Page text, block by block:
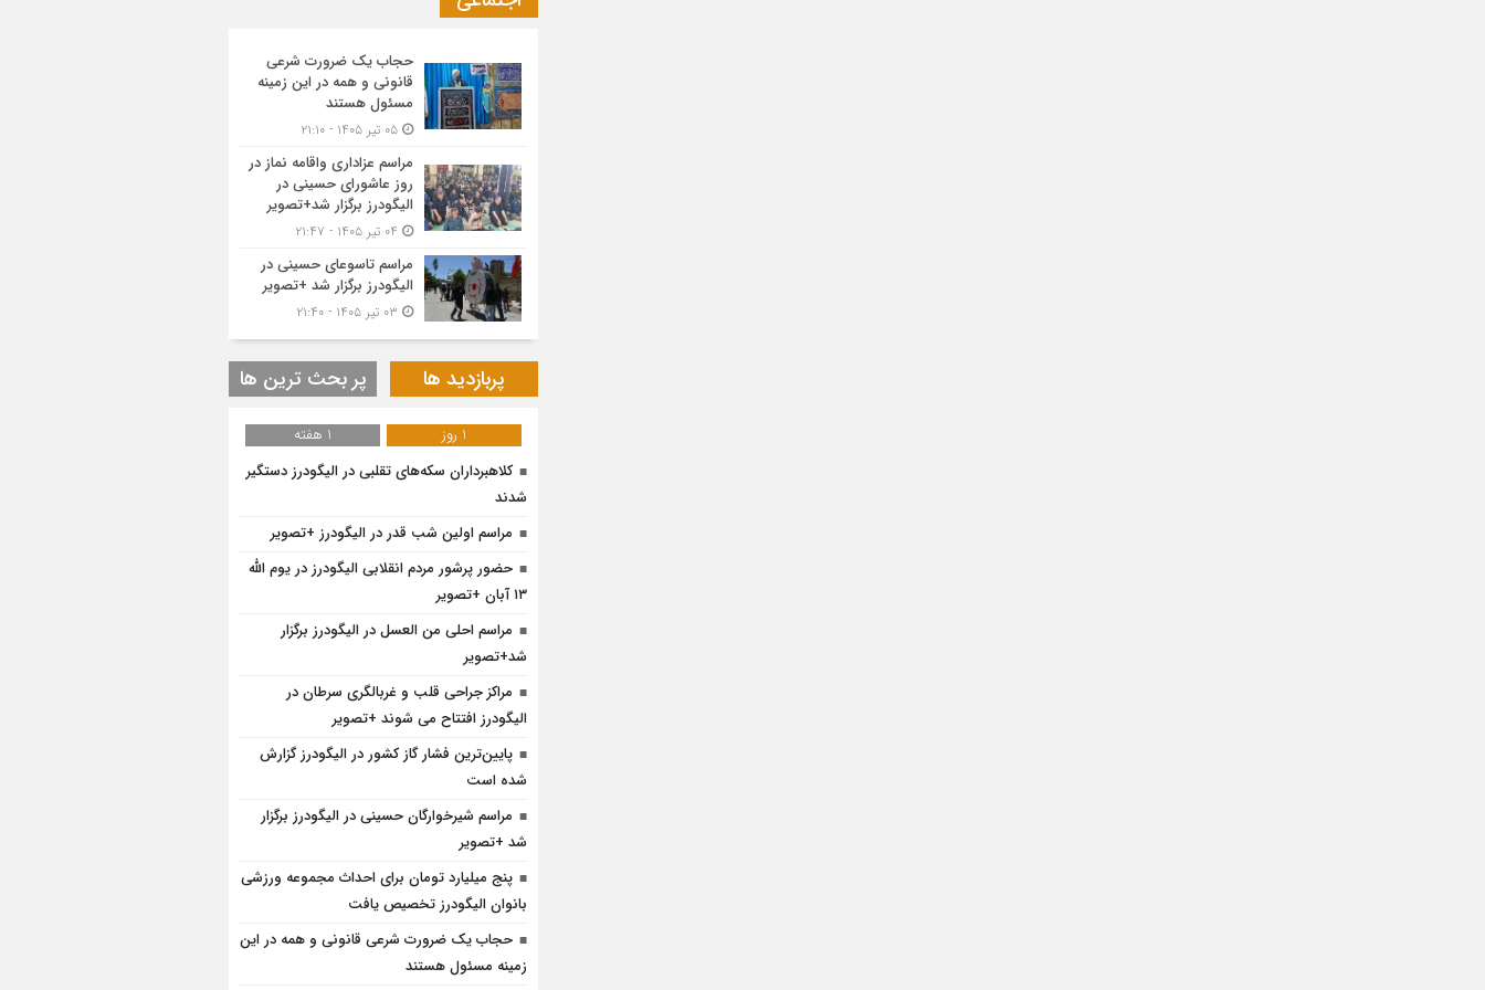
حجاب یک ضرورت شرعی
قانونی و همه در این زمینه
مسئول هستند
مراسم عزاداری واقامه نماز در
روز عاشورای حسینی در
الیگودرز برگزار شد+تصویر
مراسم تاسوعای حسینی در
الیگودرز برگزار شد +تصویر
پربازدید ها پر بحث ترین ها
1 روز
1 هفته
کلاهبرداران سکه‌های تقلبی در الیگودرز دستگیر
شدند
مراسم اولین شب قدر در الیگودرز +تصویر
حضور پرشور مردم انقلابی الیگودرز در یوم الله
۱۳ آبان +تصویر
مراسم احلی من العسل در الیگودرز برگزار
شد+تصویر
مراکز جراحی قلب و غربالگری سرطان در
الیگودرز افتتاح می شوند +تصویر
پایین‌ترین فشار گاز کشور در الیگودرز گزارش
شده است
مراسم شیرخوارگان حسینی در الیگودرز برگزار
شد +تصویر
پنج میلیارد تومان برای احداث مجموعه ورزشی
بانوان الیگودرز تخصیص یافت
حجاب یک ضرورت شرعی قانونی و همه در این
زمینه مسئول هستند